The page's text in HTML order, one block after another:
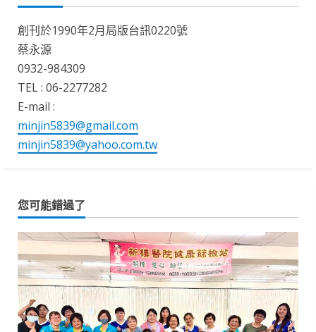
創刊於1990年2月局版台訊0220號
蔡永源
0932-984309
TEL : 06-2277282
E-mail :
minjin5839@gmail.com
minjin5839@yahoo.com.tw
您可能錯過了